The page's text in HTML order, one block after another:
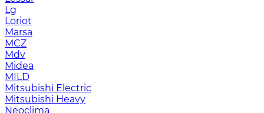
Lg
Loriot
Marsa
MCZ
Mdv
Midea
MILD
Mitsubishi Electric
Mitsubishi Heavy
Neoclima